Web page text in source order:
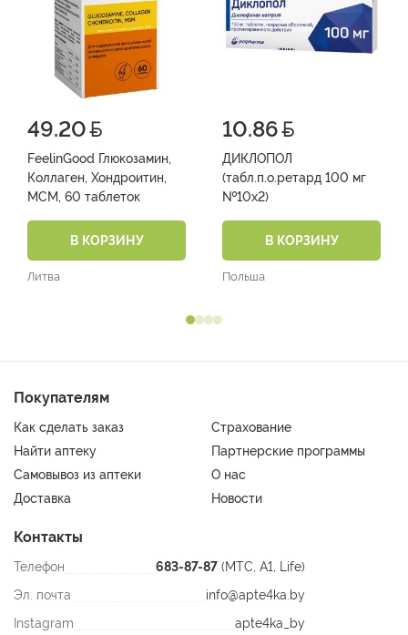
49.20
FeelinGood Глюкозамин,
Коллаген, Хондроитин,
МСМ, 60 таблеток
В КОРЗИНУ
Литва
10.86
ДИКЛОПОЛ
(табл.п.о.ретард 100 мг
№10х2)
В КОРЗИНУ
Польша
Покупателям
Как сделать заказ
Страхование
Найти аптеку
Партнерские программы
Самовывоз из аптеки
О нас
Доставка
Новости
Контакты
Телефон 683-87-87 (МТС, A1, Life)
Эл. почта
info@apte4ka.by
Instagram
apte4ka_by